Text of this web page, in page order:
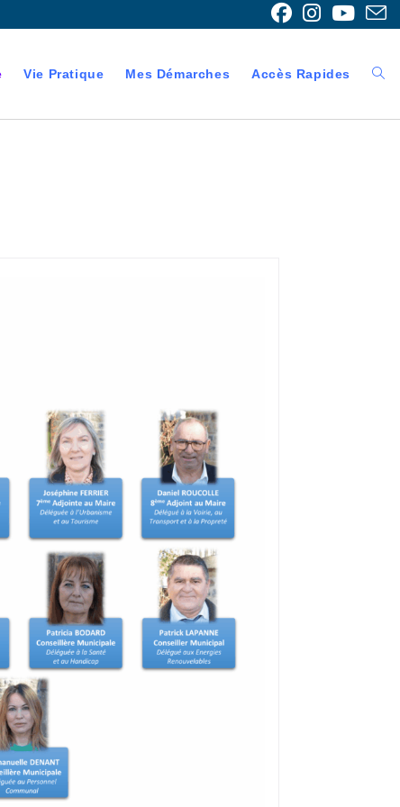
Vie Pratique Mes Démarches Accès Rapides